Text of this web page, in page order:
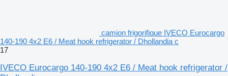
camion frigorifique IVECO Eurocargo
140-190 4x2 E6 / Meat hook refrigerator / Dhollandia c
17
IVECO Eurocargo 140-190 4x2 E6 / Meat hook refrigerator /